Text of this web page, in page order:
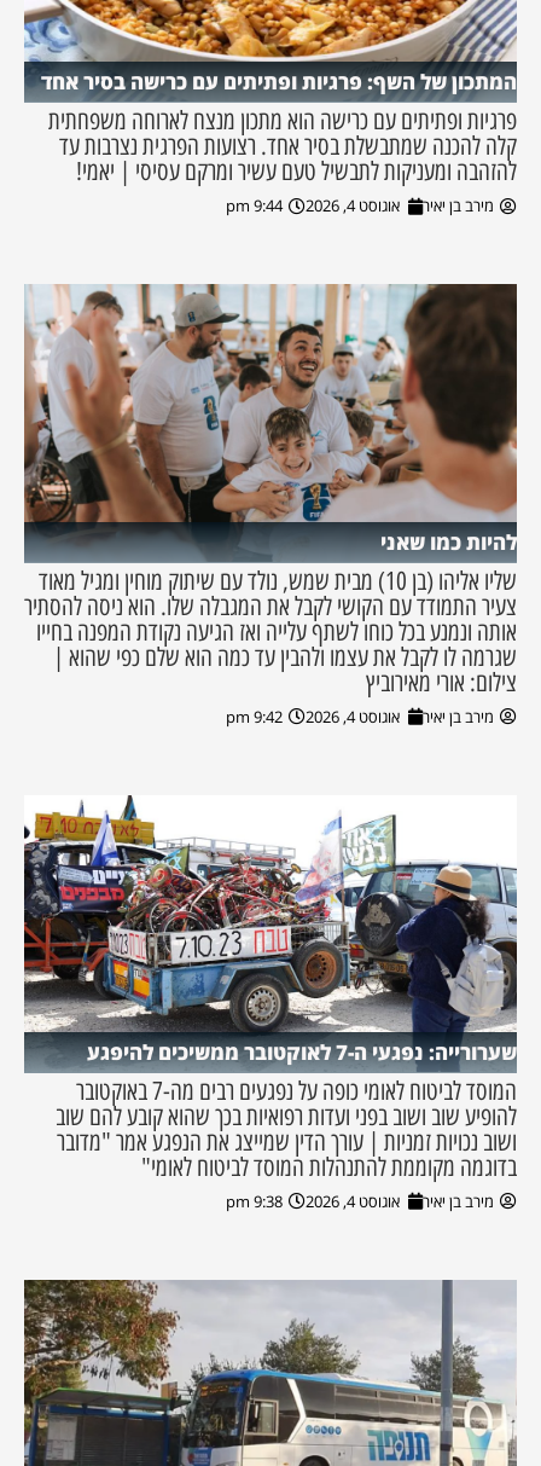
המתכון של השף: פרגיות ופתיתים עם כרישה בסיר אחד
פרגיות ופתיתים עם כרישה הוא מתכון מנצח לארוחה משפחתית
קלה להכנה שמתבשלת בסיר אחד. רצועות הפרגית נצרבות עד
להזהבה ומעניקות לתבשיל טעם עשיר ומרקם עסיסי | יאמי!
מירב בן יאיר אוגוסט 4, 2026 9:44 pm
להיות כמו שאני
שליו אליהו (בן 10) מבית שמש, נולד עם שיתוק מוחין ומגיל מאוד
צעיר התמודד עם הקושי לקבל את המגבלה שלו. הוא ניסה להסתיר
אותה ונמנע בכל כוחו לשתף עלייה ואז הגיעה נקודת המפנה בחייו
שגרמה לו לקבל את עצמו ולהבין עד כמה הוא שלם כפי שהוא |
צילום: אורי מאירוביץ
מירב בן יאיר אוגוסט 4, 2026 9:42 pm
שערורייה: נפגעי ה-7 לאוקטובר ממשיכים להיפגע
המוסד לביטוח לאומי כופה על נפגעים רבים מה-7 באוקטובר
להופיע שוב ושוב בפני ועדות רפואיות בכך שהוא קובע להם שוב
ושוב נכויות זמניות | עורך הדין שמייצג את הנפגע אמר "מדובר
בדוגמה מקוממת להתנהלות המוסד לביטוח לאומי"
מירב בן יאיר אוגוסט 4, 2026 9:38 pm